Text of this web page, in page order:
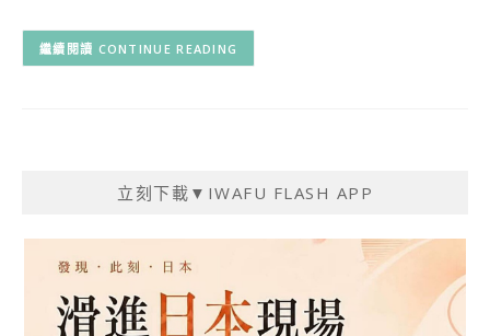
CONTINUE READING
立刻下載▼IWAFU FLASH APP